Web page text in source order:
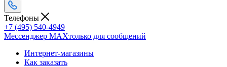
Телефоны
+7 (495) 540-4949
Мессенджер МАХтолько для сообщений
Интернет-магазины
Как заказать